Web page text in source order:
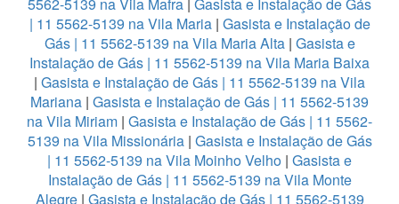
5562-5139 na Vila Mafra | Gasista e Instalação de Gás
| 11 5562-5139 na Vila Maria| Gasista e Instalação de
Gás | 11 5562-5139 na Vila Maria Alta| Gasista e
Instalação de Gás | 11 5562-5139 na Vila Maria Baixa
| Gasista e Instalação de Gás | 11 5562-5139 na Vila
Mariana | Gasista e Instalação de Gás | 11 5562-5139
na Vila Miriam | Gasista e Instalação de Gás | 11 5562-
5139 na Vila Missionária| Gasista e Instalação de Gás
| 11 5562-5139 na Vila Moinho Velho | Gasista e
Instalação de Gás | 11 5562-5139 na Vila Monte
Alegre| Gasista e Instalação de Gás | 11 5562-5139